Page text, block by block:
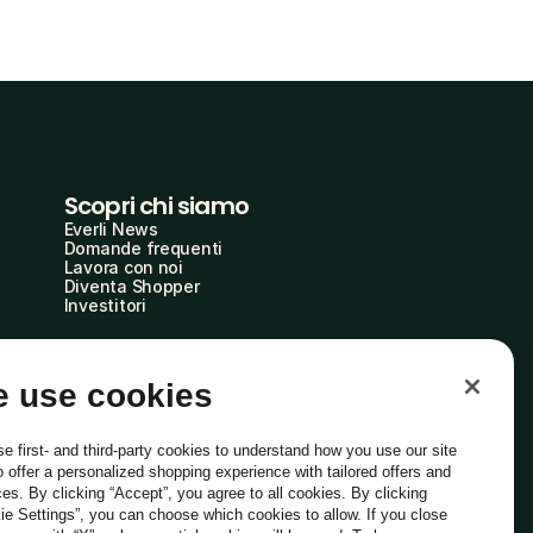
Scopri chi siamo
Everli News
Domande frequenti
Lavora con noi
Diventa Shopper
Investitori
use cookies
first- and third-party cookies to understand how you use our site
offer a personalized shopping experience with tailored offers and
By clicking “Accept”, you agree to all cookies. By clicking
Settings”, you can choose which cookies to allow. If you close